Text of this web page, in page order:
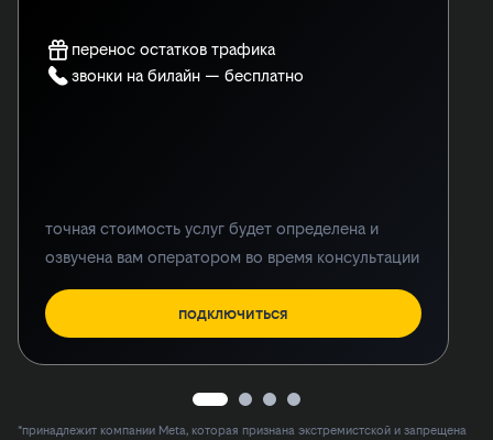
перенос остатков трафика
звонки на билайн — бесплатно
точная стоимость услуг будет определена и
озвучена вам оператором во время консультации
подключиться
*принадлежит компании Meta, которая признана экстремистской и запрещена